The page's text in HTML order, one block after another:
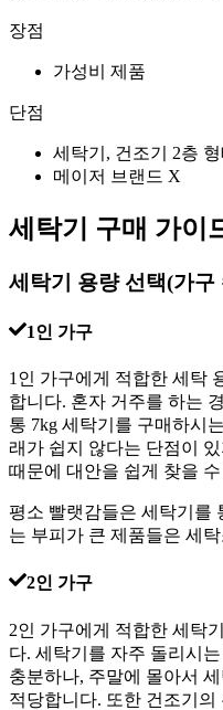
장점
가성비 제품
단점
세탁기, 건조기 2층
메이저 브랜드 X
세탁기 구매 가이
세탁기 용량 선택(가구
1인 가구
1인 가구에게 적합한 세탁
합니다. 혼자 거주를 하는
통 7kg 세탁기를 구매하시
래가 쉽지 않다는 단점이
때문에 대안을 쉽게 찾을
평소 빨랫감들은 세탁기를
는 부피가 큰 제품들은 세
2인 가구
2인 가구에게 적합한 세탁
다. 세탁기를 자주 돌리시
충분하나, 주말에 몰아서
적당합니다. 또한 건조기의